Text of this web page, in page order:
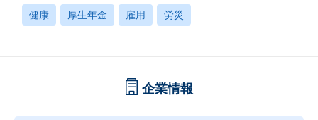
健康 厚生年金 雇用 労災
企業情報